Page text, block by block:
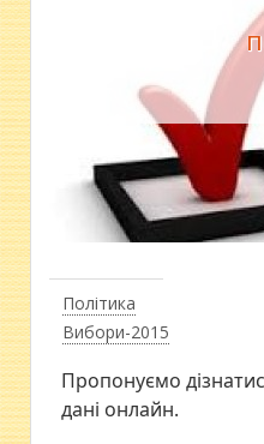
Політика
Вибори-2015
Пропонуємо
дані онлайн.